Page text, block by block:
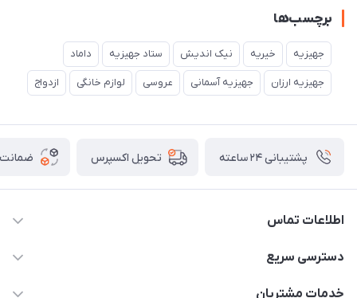
برچسب‌ها
جهیزیه خیریه نیک اندیش ستاد جهیزیه داماد
جهیزیه ارزان جهیزیه آسمانی عروسی لوازم خانگی ازدواج
پشتیبانی ۲۴ ساعته تحویل اکسپرس ضمانت
اطلاعات تماس
02177111474
دسترسی سریع
حساب کاربری
خدمات مشتریان